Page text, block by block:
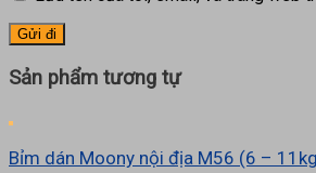
Sản phẩm tương tự
Bỉm dán Moony nội địa M56 (6 –